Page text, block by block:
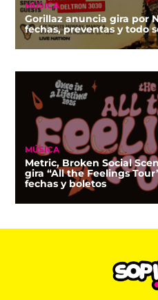
MÚSICA
Gorillaz anuncia gira por
fechas, preventas y todo
MÚSICA
Metric, Broken Social
gira “All the Feelings
fechas y boletos